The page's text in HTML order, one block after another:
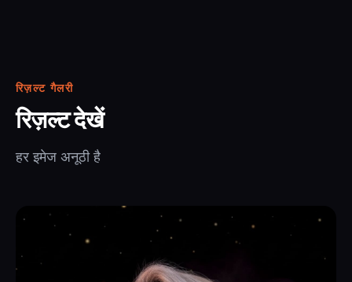
रिज़ल्ट गैलरी
रिज़ल्ट देखें
हर इमेज अनूठी है